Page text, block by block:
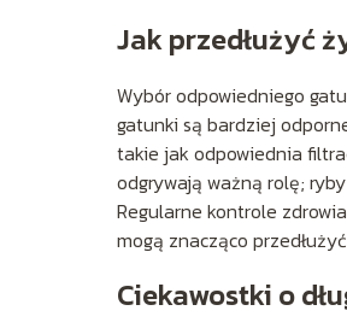
Jak przedłużyć
Wybór odpowiedniego
gatunki są bardziej
takie jak odpowiednia
odgrywają ważną rolę;
Regularne kontrole
mogą znacząco
Ciekawostki o